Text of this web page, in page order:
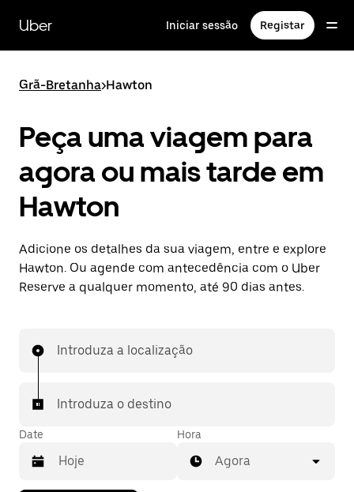
para
conteúdo
Uber Iniciar sessão Registar
Grã-Bretanha>Hawton
Peça uma viagem para
agora ou mais tarde em
Hawton
Adicione os detalhes da sua viagem, entre e explore
Hawton. Ou agende com antecedência com o Uber
Reserve a qualquer momento, até 90 dias antes.
Introduza a localização
Introduza o destino
Date Hora
Agora